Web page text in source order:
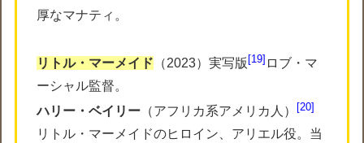
厚なマナティ。
リトル・マーメイド （2023）実写版 19 ロブ・マ
ーシャル監督。
ハリー・ベイリー （アフリカ系アメリカ人） 20
リトル・マーメイドのヒロイン、アリエル役。当